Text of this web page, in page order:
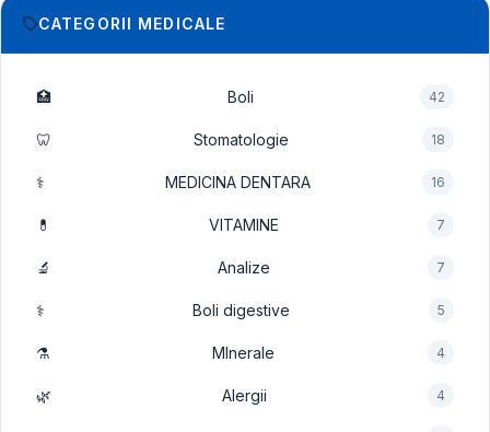
CATEGORII MEDICALE
🏥 Boli 42
🦷 Stomatologie 18
⚕️ MEDICINA DENTARA 16
💊 VITAMINE 7
🔬 Analize 7
⚕️ Boli digestive 5
⚗️ MInerale 4
🌿 Alergii 4